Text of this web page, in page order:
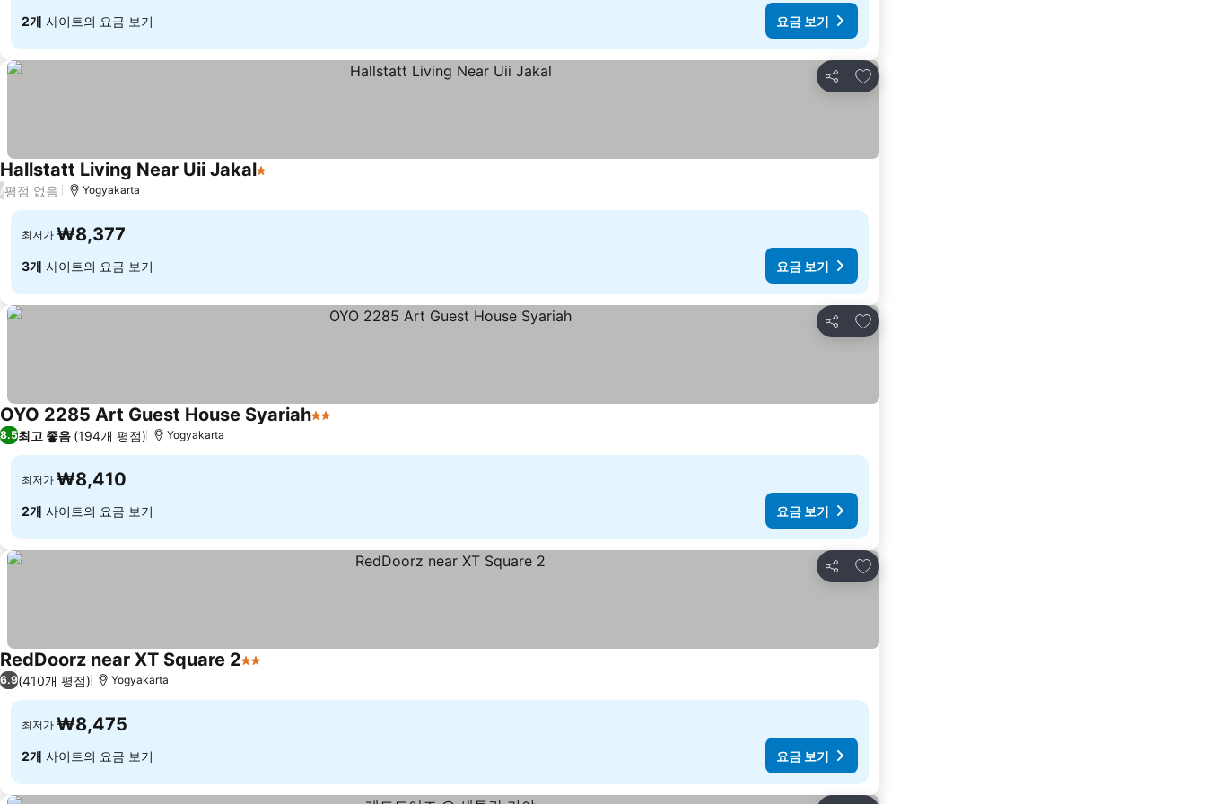
2개 사이트의 요금 보기 요금 보기
공유
즐겨찾기에 추가
Hallstatt Living Near Uii Jakal1 성급
/평점 없음 Yogyakarta
최저가 ₩8,377
3개 사이트의 요금 보기 요금 보기
공유
즐겨찾기에 추가
OYO 2285 Art Guest House Syariah2 성급
8.5최고 좋음 (194개 평점) Yogyakarta
최저가 ₩8,410
2개 사이트의 요금 보기 요금 보기
공유
즐겨찾기에 추가
RedDoorz near XT Square 22 성급
6.9(410개 평점) Yogyakarta
최저가 ₩8,475
2개 사이트의 요금 보기 요금 보기